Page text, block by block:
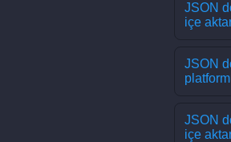
JSON
içe
JSON
JSON
içe